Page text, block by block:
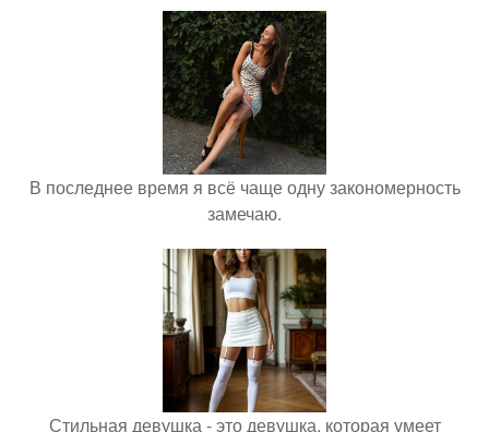
В последнее время я всё чаще одну закономерность
замечаю.
Стильная девушка - это девушка, которая умеет